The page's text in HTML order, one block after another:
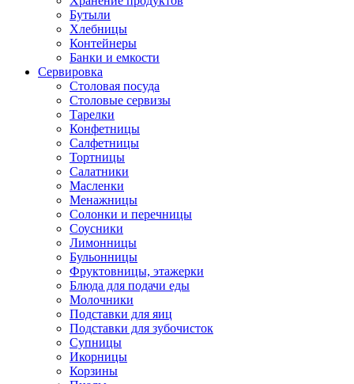
Бутыли
Хлебницы
Контейнеры
Банки и емкости
Сервировка
Столовая посуда
Столовые сервизы
Тарелки
Конфетницы
Салфетницы
Тортницы
Салатники
Масленки
Менажницы
Солонки и перечницы
Соусники
Лимонницы
Бульонницы
Фруктовницы, этажерки
Блюда для подачи еды
Молочники
Подставки для яиц
Подставки для зубочисток
Супницы
Икорницы
Корзины